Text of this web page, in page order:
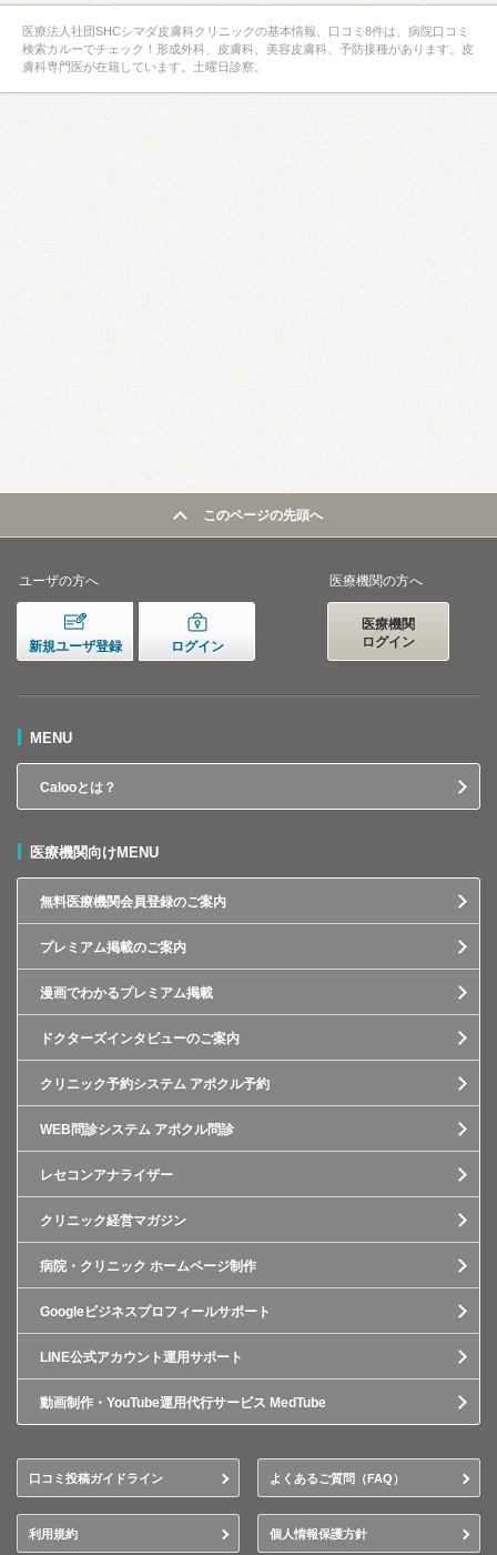
医療法人社団SHCシマダ皮膚科クリニックの基本情報、口コミ8件は、病院口コミ
検索カルーでチェック！形成外科、皮膚科、美容皮膚科、予防接種があります。皮
膚科専門医が在籍しています。土曜日診察。
このページの先頭へ
ユーザの方へ
新規ユーザ登録 ログイン
医療機関の方へ
医療機関
ログイン
MENU
Calooとは？
医療機関向けMENU
無料医療機関会員登録のご案内
プレミアム掲載のご案内
漫画でわかるプレミアム掲載
ドクターズインタビューのご案内
クリニック予約システム アポクル予約
WEB問診システム アポクル問診
レセコンアナライザー
クリニック経営マガジン
病院・クリニック ホームページ制作
Googleビジネスプロフィールサポート
LINE公式アカウント運用サポート
動画制作・YouTube運用代行サービス MedTube
口コミ投稿ガイドライン よくあるご質問（FAQ）
利用規約 個人情報保護方針